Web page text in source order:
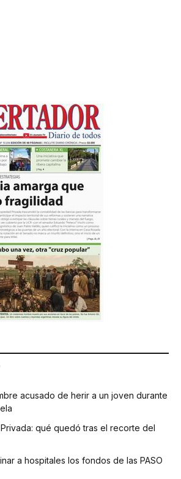
acusado de herir a un joven durante
qué quedó tras el recorte del
a hospitales los fondos de las PASO